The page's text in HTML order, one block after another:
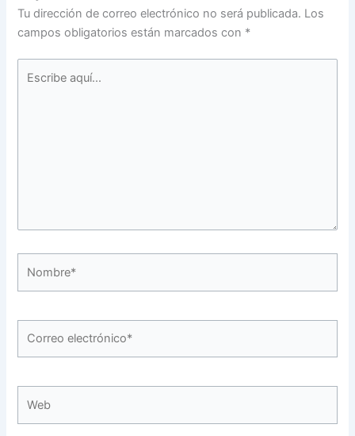
Tu dirección de correo electrónico no será publicada. Los
campos obligatorios están marcados con *